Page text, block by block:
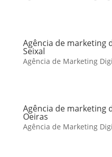
Agência de marketing
Seixal
Agência de Marketing
Agência de marketing
Oeiras
Agência de Marketing